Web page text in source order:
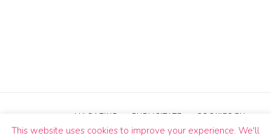
MAGAZINE PUBLICITATE COOKIES EU
This website uses cookies to improve your experience. We'll